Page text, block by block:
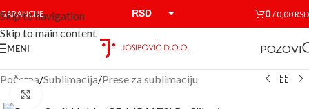
Skip to navigation
Skip to main content
GARANCIJE RSD 0 /0,00RSD
MENI POZOVI
Početna/Sublimacija/Prese za sublimaciju